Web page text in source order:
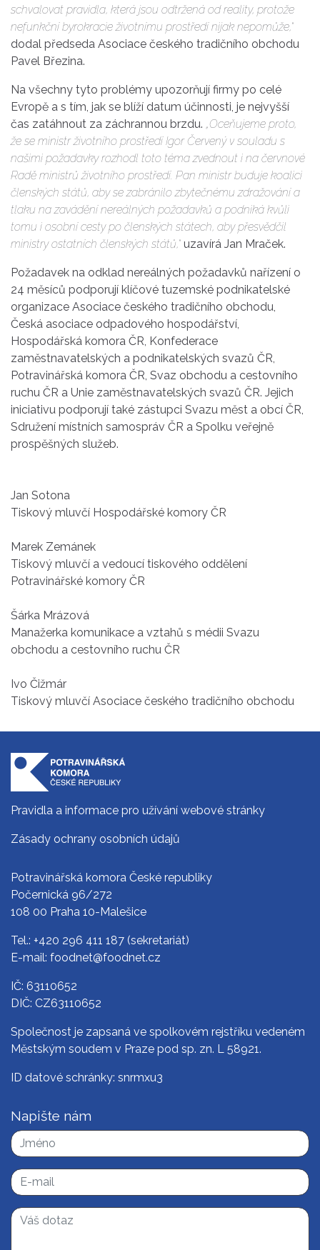
schvalovat pravidla, která jsou odtržená od reality, protože
nefunkční byrokracie životnímu prostředí nijak nepomůže,“
dodal předseda Asociace českého tradičního obchodu
Pavel Březina.
Na všechny tyto problémy upozorňují firmy po celé
Evropě a s tím, jak se blíží datum účinnosti, je nejvyšší
čas zatáhnout za záchrannou brzdu. „Oceňujeme proto,
že se ministr životního prostředí Igor Červený v souladu s
našimi požadavky rozhodl toto téma zvednout i na červnové
Radě ministrů životního prostředí. Pan ministr buduje koalici
členských států, aby se zabránilo zbytečnému zdražování a
tlaku na zavádění nereálných požadavků a podniká kvůli
tomu i osobní cesty po členských státech, aby přesvědčil
ministry ostatních členských států,“ uzavírá Jan Mraček.
Požadavek na odklad nereálných požadavků nařízení o
24 měsíců podporují klíčové tuzemské podnikatelské
organizace Asociace českého tradičního obchodu,
Česká asociace odpadového hospodářství,
Hospodářská komora ČR, Konfederace
zaměstnavatelských a podnikatelských svazů ČR,
Potravinářská komora ČR, Svaz obchodu a cestovního
ruchu ČR a Unie zaměstnavatelských svazů ČR. Jejich
iniciativu podporují také zástupci Svazu měst a obcí ČR,
Sdružení místních samospráv ČR a Spolku veřejně
prospěšných služeb.
Jan Sotona
Tiskový mluvčí Hospodářské komory ČR
Marek Zemánek
Tiskový mluvčí a vedoucí tiskového oddělení
Potravinářské komory ČR
Šárka Mrázová
Manažerka komunikace a vztahů s médii Svazu
obchodu a cestovního ruchu ČR
Ivo Čižmár
Tiskový mluvčí Asociace českého tradičního obchodu
Pravidla a informace pro užívání webové stránky
Zásady ochrany osobních údajů
Potravinářská komora České republiky
Počernická 96/272
108 00 Praha 10-Malešice
Tel.: +420 296 411 187 (sekretariát)
E-mail: foodnet@foodnet.cz
IČ: 63110652
DIČ: CZ63110652
Společnost je zapsaná ve spolkovém rejstříku vedeném
Městským soudem v Praze pod sp. zn. L 58921.
ID datové schránky: snrmxu3
Napište nám